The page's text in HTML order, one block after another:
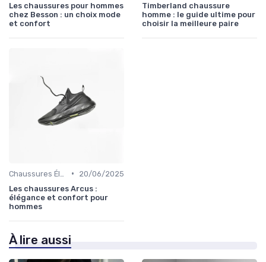
Les chaussures pour hommes
chez Besson : un choix mode
et confort
Timberland chaussure
homme : le guide ultime pour
choisir la meilleure paire
•
20/06/2025
Les chaussures Arcus :
élégance et confort pour
hommes
À lire aussi